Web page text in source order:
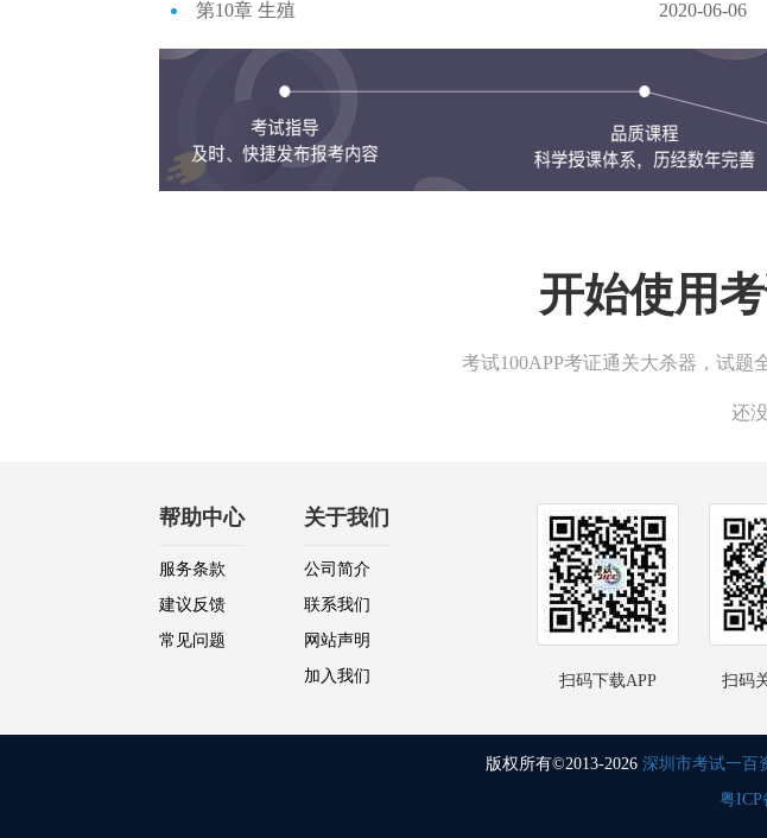
第10章 生殖
2020-06-06
开始使用
考试100APP考证通关大杀器，试
还
帮助中心
服务条款
建议反馈
常见问题
关于我们
公司简介
联系我们
网站声明
加入我们
扫码下载APP 扫码
版权所有©2013-2026 深圳市考试一百
粤ICP